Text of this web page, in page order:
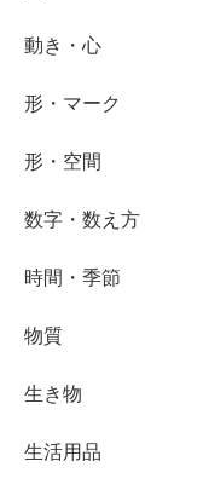
動き・心
形・マーク
形・空間
数字・数え方
時間・季節
物質
生き物
生活用品